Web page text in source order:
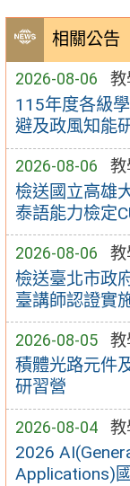
相關公告
2026-08-06 教
115年度各級
避及政風知能
2026-08-06 教
檢送國立高雄
泰語能力檢定
2026-08-06 教
檢送臺北市政
臺講師認證實
2026-08-05 教
積體光路元件
研習營
2026-08-04 教
2026
Applications)